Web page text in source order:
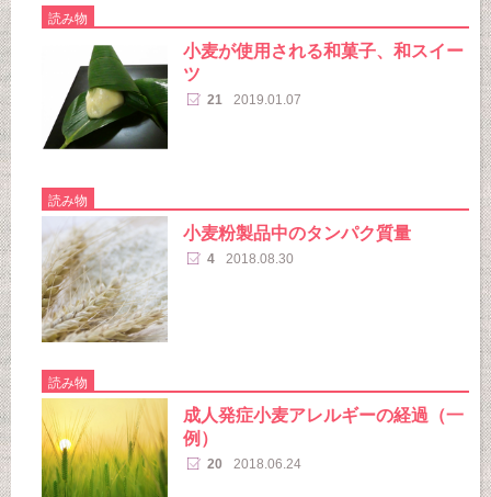
読み物
小麦が使用される和菓子、和スイー
ツ
21 2019.01.07
読み物
小麦粉製品中のタンパク質量
4 2018.08.30
読み物
成人発症小麦アレルギーの経過（一
例）
20 2018.06.24